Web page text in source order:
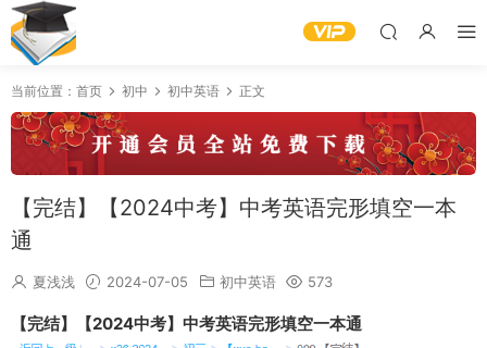
当前位置： 首页 初中 初中英语 正文
【完结】【2024中考】中考英语完形填空一本
通
夏浅浅 2024-07-05 初中英语 573
【完结】【2024中考】中考英语完形填空一本通